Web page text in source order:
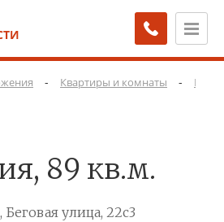
- Квартиры и комнаты -
89 кв.м.
улица, 22с3